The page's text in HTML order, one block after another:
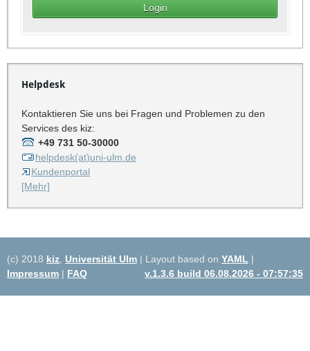
Helpdesk
Kontaktieren Sie uns bei Fragen und Problemen zu den
Services des kiz:
+49 731 50-30000
helpdesk(at)uni-ulm.de
Kundenportal
[Mehr]
(c) 2018 kiz Universität Ulm | Layout based on YAML |
Impressum | FAQ v.1.3.6 build 06.08.2026 - 07:57:35